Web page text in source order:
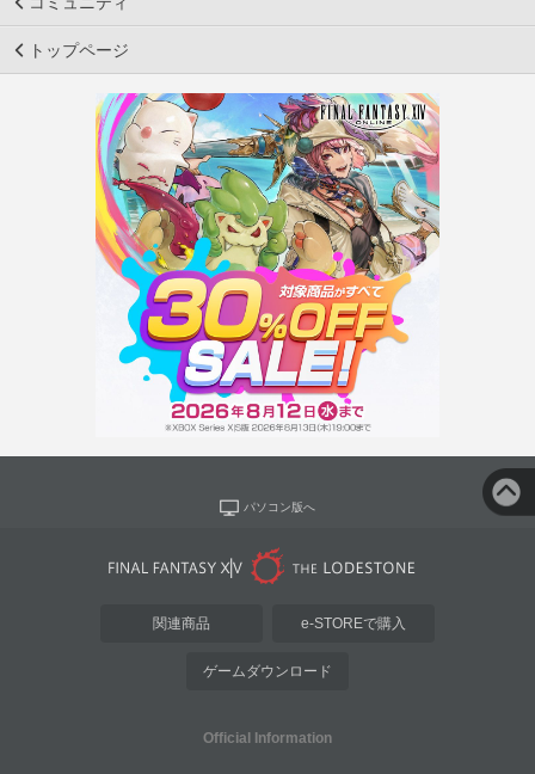
トップページ
パソコン版へ
関連商品 e-STOREで購入
ゲームダウンロード
Official Information